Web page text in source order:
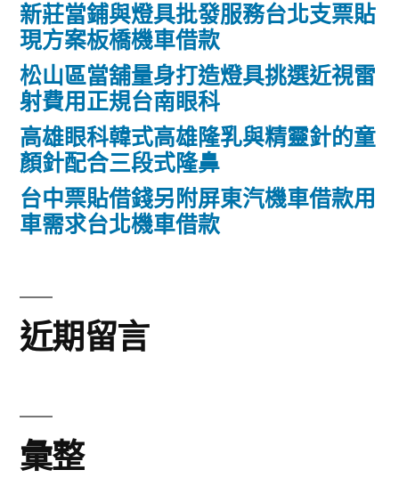
新莊當鋪與燈具批發服務台北支票貼
現方案板橋機車借款
松山區當舖量身打造燈具挑選近視雷
射費用正規台南眼科
高雄眼科韓式高雄隆乳與精靈針的童
顏針配合三段式隆鼻
台中票貼借錢另附屏東汽機車借款用
車需求台北機車借款
近期留言
彙整